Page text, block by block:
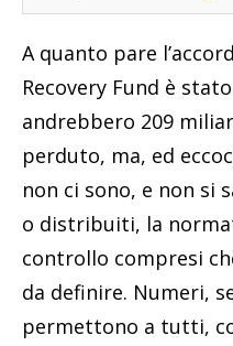
A quanto pare
Recovery Fund è
andrebbero 209
perduto, ma, ed
non ci sono, e non si
o distribuiti, la
controllo compresi
da definire. Numeri,
permettono a tutti,